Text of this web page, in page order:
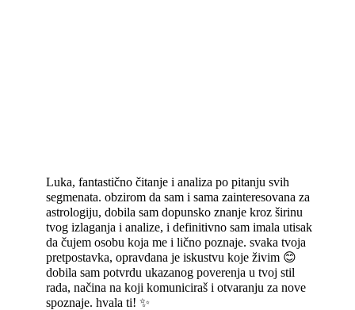
Luka, fantastično čitanje i analiza po pitanju svih
segmenata. obzirom da sam i sama zainteresovana za
astrologiju, dobila sam dopunsko znanje kroz širinu
tvog izlaganja i analize, i definitivno sam imala utisak
da čujem osobu koja me i lično poznaje. svaka tvoja
pretpostavka, opravdana je iskustvu koje živim 😊
dobila sam potvrdu ukazanog poverenja u tvoj stil
rada, načina na koji komuniciraš i otvaranju za nove
spoznaje. hvala ti! ✨️